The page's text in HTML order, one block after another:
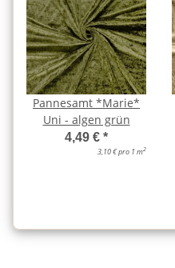
Pannesamt *Marie*
Uni - algen grün
4,49 € *
3,10 € pro 1 m2